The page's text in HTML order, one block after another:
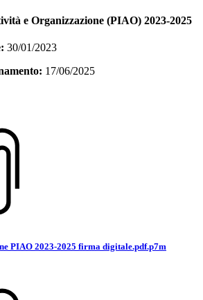
e Organizzazione (PIAO) 2023-2025
30/01/2023
17/06/2025
PIAO 2023-2025 firma digitale.pdf.p7m